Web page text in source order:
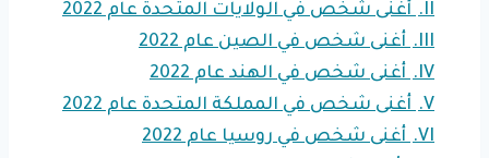
II.
أغنى شخص في الولايات المتحدة عام 2022
III.
أغنى شخص في الصين عام 2022
IV.
أغنى شخص في الهند عام 2022
V.
أغنى شخص في المملكة المتحدة عام 2022
VI.
أغنى شخص في روسيا عام 2022